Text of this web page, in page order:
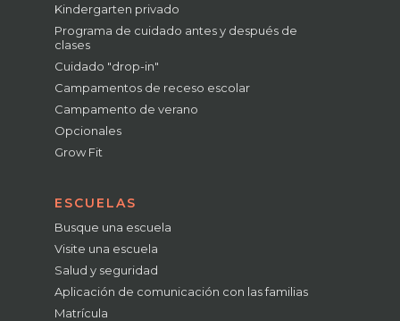
Kindergarten privado
Programa de cuidado antes y después de
clases
Cuidado "drop-in"
Campamentos de receso escolar
Campamento de verano
Opcionales
Grow Fit
ESCUELAS
Busque una escuela
Visite una escuela
Salud y seguridad
Aplicación de comunicación con las familias
Matrícula